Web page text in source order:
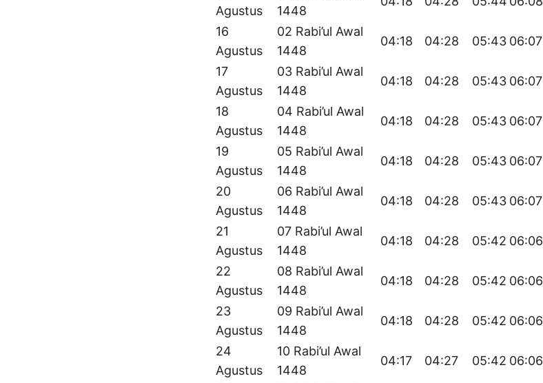
Agustus
1448
16
Agustus
02 Rabi’ul Awal
1448
04:18 04:28 05:43 06:07
17
Agustus
03 Rabi’ul Awal
1448
04:18 04:28 05:43 06:07
18
Agustus
04 Rabi’ul Awal
1448
04:18 04:28 05:43 06:07
19
Agustus
05 Rabi’ul Awal
1448
04:18 04:28 05:43 06:07
20
Agustus
06 Rabi’ul Awal
1448
04:18 04:28 05:43 06:07
21
Agustus
07 Rabi’ul Awal
1448
04:18 04:28 05:42 06:06
22
Agustus
08 Rabi’ul Awal
1448
04:18 04:28 05:42 06:06
23
Agustus
09 Rabi’ul Awal
1448
04:18 04:28 05:42 06:06
24
Agustus
10 Rabi’ul Awal
1448
04:17 04:27 05:42 06:06